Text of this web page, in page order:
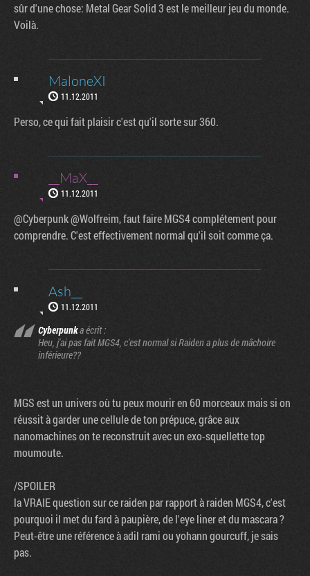
sûr d'une chose: Metal Gear Solid 3 est le meilleur jeu du monde.
Voilà.
MaloneXI
11.12.2011
Perso, ce qui fait plaisir c'est qu'il sorte sur 360.
__MaX__
11.12.2011
@Cyberpunk @Wolfreim, faut faire MGS4 complétement pour
comprendre. C'est effectivement normal qu'il soit comme ça.
Ash__
11.12.2011
Cyberpunka écrit :
Heu, j'ai pas fait MGS4, c'est normal si Raiden a plus de mâchoire
inférieure??
MGS est un univers où tu peux mourir en 60 morceaux mais si on
réussit à garder une cellule de ton prépuce, grâce aux
nanomachines on te reconstruit avec un exo-squellette top
moumoute.
/SPOILER
la VRAIE question sur ce raiden par rapport à raiden MGS4, c'est
pourquoi il met du fard à paupière, de l'eye liner et du mascara ?
Peut-être une référence à adil rami ou yohann gourcuff, je sais
pas.